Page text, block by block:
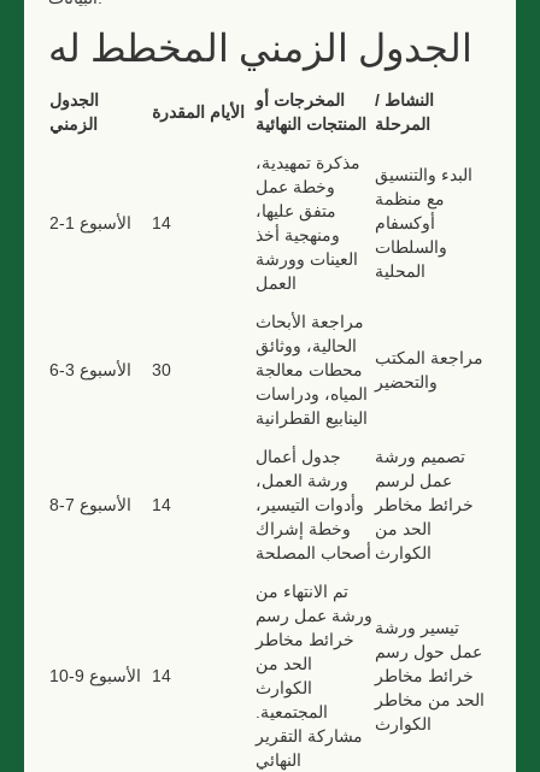
الجدول الزمني المخطط له
الجدول
الزمني
الأيام المقدرة
المخرجات أو
المنتجات النهائية
النشاط /
المرحلة
الأسبوع 1-2 14
مذكرة تمهيدية،
وخطة عمل
متفق عليها،
ومنهجية أخذ
العينات وورشة
العمل
البدء والتنسيق
مع منظمة
أوكسفام
والسلطات
المحلية
الأسبوع 3-6 30
مراجعة الأبحاث
الحالية، ووثائق
محطات معالجة
المياه، ودراسات
الينابيع القطرانية
مراجعة المكتب
والتحضير
الأسبوع 7-8 14
جدول أعمال
ورشة العمل،
وأدوات التيسير،
وخطة إشراك
أصحاب المصلحة
تصميم ورشة
عمل لرسم
خرائط مخاطر
الحد من
الكوارث
الأسبوع 9-10 14
تم الانتهاء من
ورشة عمل رسم
خرائط مخاطر
الحد من
الكوارث
المجتمعية.
مشاركة التقرير
النهائي
تيسير ورشة
عمل حول رسم
خرائط مخاطر
الحد من مخاطر
الكوارث